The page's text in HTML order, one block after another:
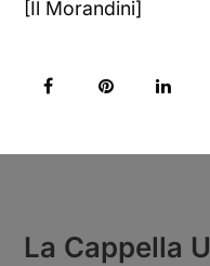
[Il Morandini]
La Cappella